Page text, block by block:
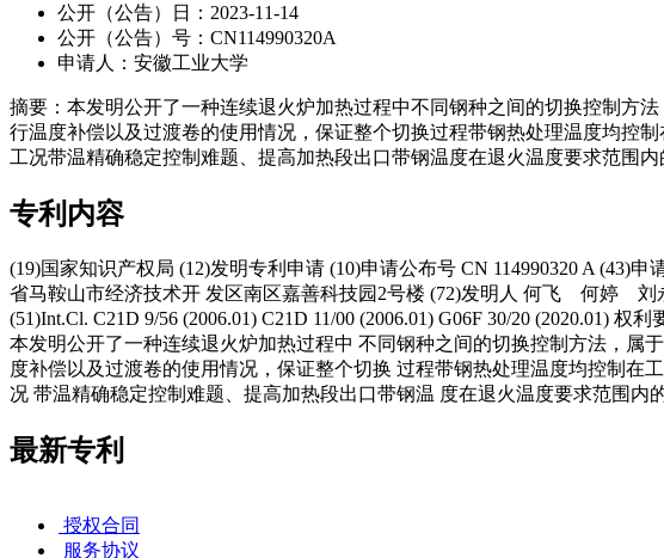
公开（公告）日：2023-11-14
公开（公告）号：CN114990320A
申请人：安徽工业大学
摘要：本发明公开了一种连续退火炉加热过程中不同钢种之间的切换控制方
行温度补偿以及过渡卷的使用情况，保证整个切换过程带钢热处理温度均控
工况带温精确稳定控制难题、提高加热段出口带钢温度在退火温度要求范围
专利内容
(19)国家知识产权局 (12)发明专利申请 (10)申请公布号 CN 114990320 A (43)申
省马鞍山市经济技术开 发区南区嘉善科技园2号楼 (72)发明人 何飞 何婷
(51)Int.Cl. C21D 9/56 (2006.01) C21D 11/00 (2006.01) G06F 30/20 (2020.01)
本发明公开了一种连续退火炉加热过程中 不同钢种之间的切换控制方法，属
度补偿以及过渡卷的使用情况，保证整个切换 过程带钢热处理温度均控制
况 带温精确稳定控制难题、提高加热段出口带钢温 度在退火温度要求范围内
最新专利
授权合同
服务协议